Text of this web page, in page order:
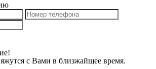
с Вами в близжайщее время.